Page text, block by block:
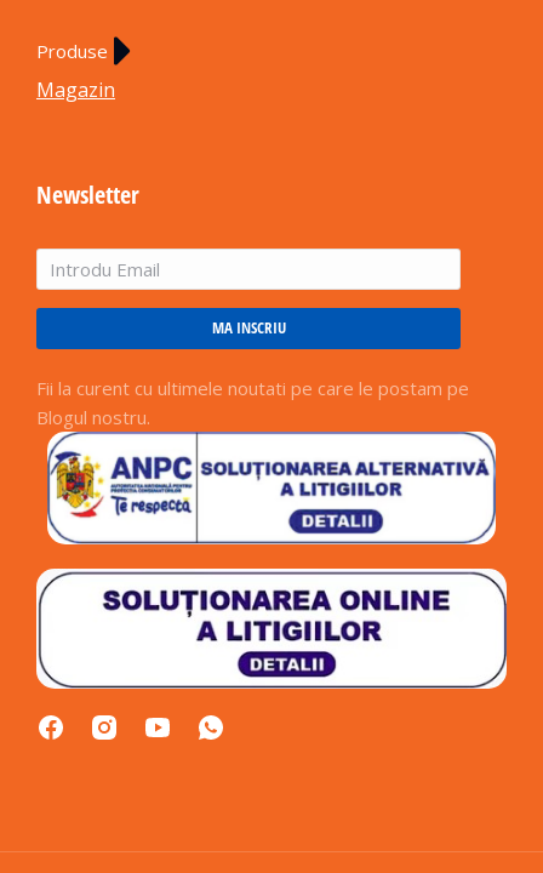
Produse
Magazin
Newsletter
MA INSCRIU
Fii la curent cu ultimele noutati pe care le postam pe
Blogul nostru.